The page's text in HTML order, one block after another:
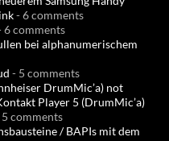
- 6 comments
6 comments
bei alphanumerischem
- 5 comments
DrumMic’a) not
Player 5 (DrumMic’a)
comments
/ BAPIs mit dem